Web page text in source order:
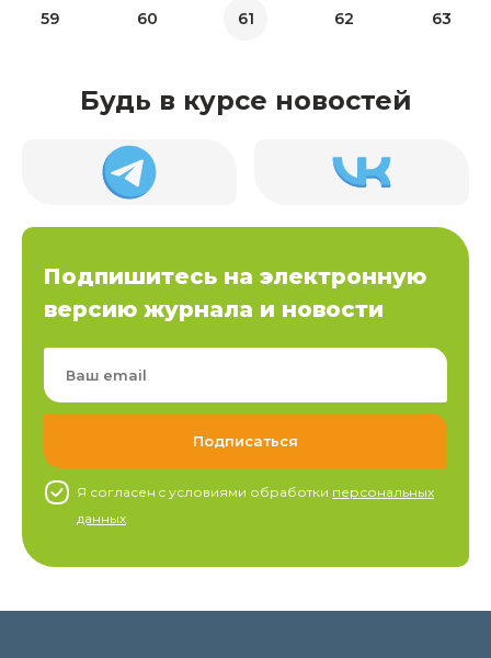
59 60 61 62 63
Будь в курсе новостей
Подпишитесь на электронную
версию журнала и новости
Я согласен c условиями обработки персональных
данных